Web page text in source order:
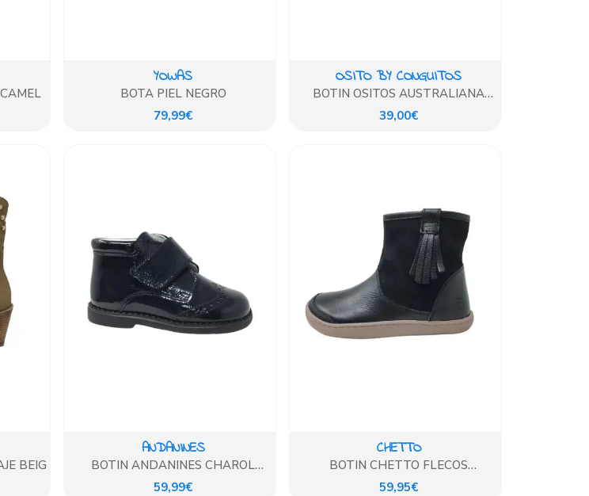
YOWAS
BOTA PIEL NEGRO
79,99€
OSITO BY CONGUITOS
BOTIN OSITOS AUSTRALIANA
CHAROL BEIG
39,00€
BEIG
ANDANINES
BOTIN ANDANINES CHAROL
ARRUGADO AZUL MARINO
59,99€
CHETTO
BOTIN CHETTO FLECOS
BAREFOOT PIEL NEGRO
59,95€